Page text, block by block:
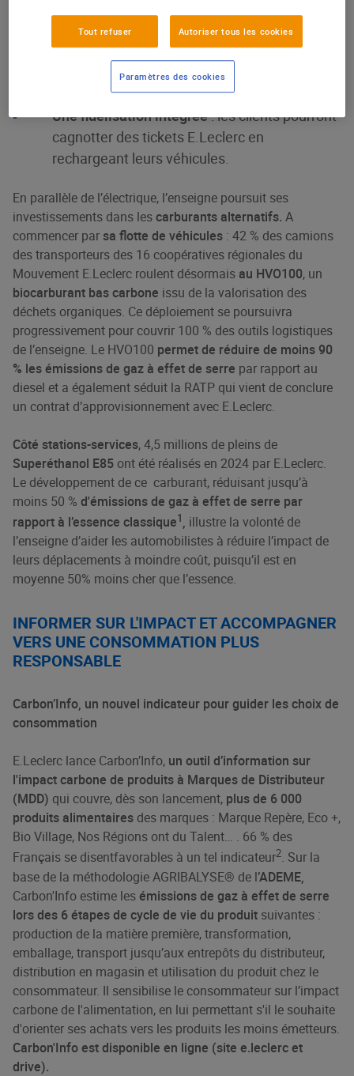
Un réseau adapté aux usages réels, avec des
bornes standards, rapides ou ultra-rapides,
installées en fonction du trafic et du profil de
chaque point de vente.
Une fidélisation intégrée: les clients pourront
cagnotter des tickets E.Leclerc en
rechargeant leurs véhicules.
En parallèle de l’électrique, l’enseigne poursuit ses
investissements dans lescarburants alternatifs. A
commencer parsa flotte de véhicules : 42 % des camions
des transporteurs des 16 coopératives régionales du
Mouvement E.Leclerc roulent désormais au HVO100, un
biocarburant bas carbone issu de la valorisation des
déchets organiques. Ce déploiement se poursuivra
progressivement pour couvrir 100 % des outils logistiques
de l’enseigne. Le HVO100 permet de réduire de moins 90
% les émissions de gaz à effet de serre par rapport au
diesel et a également séduit la RATP qui vient de conclure
un contrat d’approvisionnement avec E.Leclerc.
Côté stations-services, 4,5 millions de pleins de
Superéthanol E85 ont été réalisés en 2024 par E.Leclerc.
Le développement de ce carburant, réduisant jusqu’à
moins 50 % d'émissions de gaz à effet de serre par
rapport à l’essence classique1, illustre la volonté de
l’enseigne d’aider les automobilistes à réduire l’impact de
leurs déplacements à moindre coût, puisqu’il est en
moyenne 50% moins cher que l’essence.
INFORMER SUR L'IMPACT ET ACCOMPAGNER
VERS UNE CONSOMMATION PLUS
RESPONSABLE
Carbon’Info, un nouvel indicateur pour guider les choix de
consommation
E.Leclerc lance Carbon’Info, un outil d’information sur
l'impact carbone de produits à Marques de Distributeur
(MDD) qui couvre, dès son lancement, plus de 6 000
produits alimentaires des marques : Marque Repère, Eco +,
Bio Village, Nos Régions ont du Talent… . 66 % des
Français se disentfavorables à un tel indicateur2. Sur la
base de la méthodologie AGRIBALYSE® de l’ADEME,
Carbon'Info estime lesémissions de gaz à effet de serre
lors des 6 étapes de cycle de vie du produit suivantes :
production de la matière première, transformation,
emballage, transport jusqu’aux entrepôts du distributeur,
distribution en magasin et utilisation du produit chez le
consommateur. Il sensibilise le consommateur sur l’impact
carbone de l'alimentation, en lui permettant s'il le souhaite
d'orienter ses achats vers les produits les moins émetteurs.
Carbon'Info est disponible en ligne (site e.leclerc et
drive).
Tout refuser Autoriser tous les cookies
Paramètres des cookies